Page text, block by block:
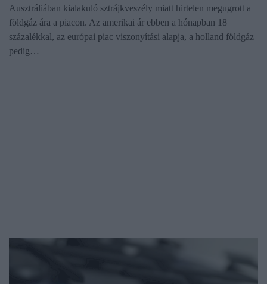
Ausztráliában kialakuló sztrájkveszély miatt hirtelen megugrott a
földgáz ára a piacon. Az amerikai ár ebben a hónapban 18
százalékkal, az európai piac viszonyítási alapja, a holland földgáz
pedig…